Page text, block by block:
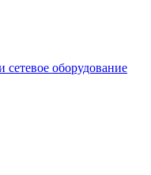
сетевое оборудование